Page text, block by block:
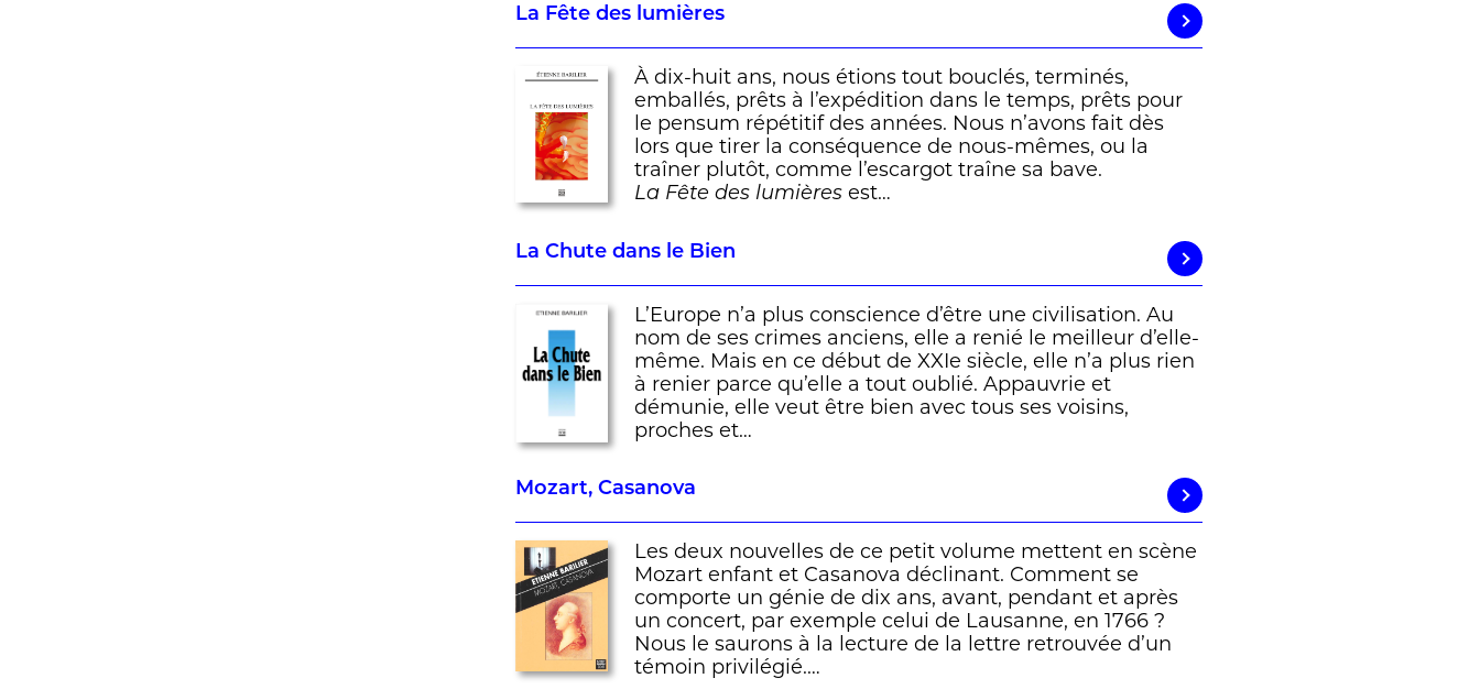
La Fête des lumières
À dix-huit ans, nous étions tout bouclés, terminés,
emballés, prêts à l’expédition dans le temps, prêts pour
le pensum répétitif des années. Nous n’avons fait dès
lors que tirer la conséquence de nous-mêmes, ou la
traîner plutôt, comme l’escargot traîne sa bave.
La Fête des lumières est…
La Chute dans le Bien
L’Europe n’a plus conscience d’être une civilisation. Au
nom de ses crimes anciens, elle a renié le meilleur d’elle-
même. Mais en ce début de XXIe siècle, elle n’a plus rien
à renier parce qu’elle a tout oublié. Appauvrie et
démunie, elle veut être bien avec tous ses voisins,
proches et…
Mozart, Casanova
Les deux nouvelles de ce petit volume mettent en scène
Mozart enfant et Casanova déclinant. Comment se
comporte un génie de dix ans, avant, pendant et après
un concert, par exemple celui de Lausanne, en 1766 ?
Nous le saurons à la lecture de la lettre retrouvée d’un
témoin privilégié.…